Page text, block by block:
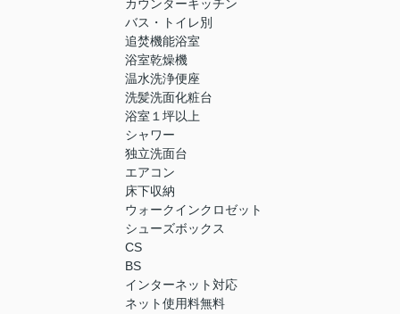
カウンターキッチン
バス・トイレ別
追焚機能浴室
浴室乾燥機
温水洗浄便座
洗髪洗面化粧台
浴室１坪以上
シャワー
独立洗面台
エアコン
床下収納
ウォークインクロゼット
シューズボックス
CS
BS
インターネット対応
ネット使用料無料